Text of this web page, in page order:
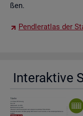
ßen.
Pend­ler­at­las der
In­ter­ak­ti­ve